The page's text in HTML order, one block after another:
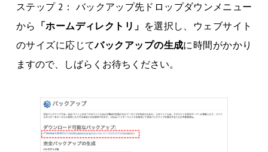
ステップ 2： バックアップ先ドロップダウンメニュー
から 「ホームディレクトリ」 を選択し、ウェブサイト
のサイズに応じてバックアップの生成に時間がかかり
ますので、しばらくお待ちください。